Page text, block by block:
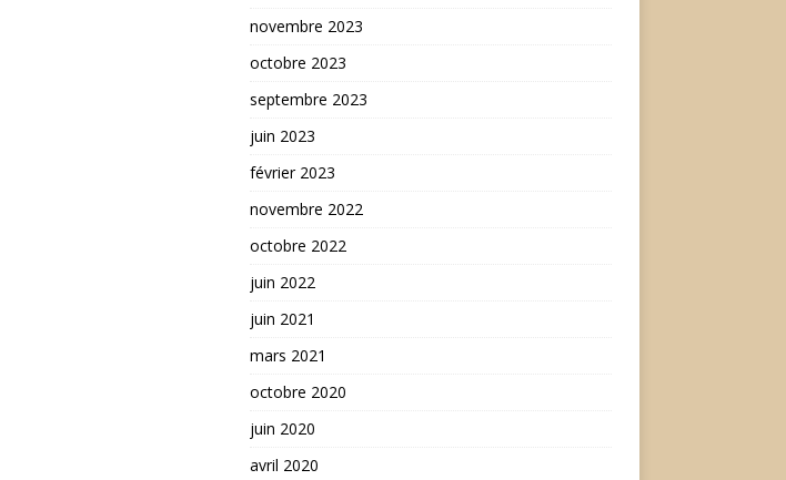
novembre 2023
octobre 2023
septembre 2023
juin 2023
février 2023
novembre 2022
octobre 2022
juin 2022
juin 2021
mars 2021
octobre 2020
juin 2020
avril 2020